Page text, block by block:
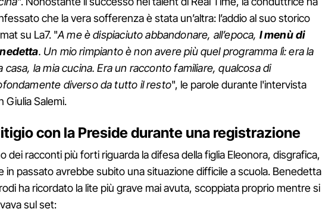
che la vera sofferenza è stata un’altra: l’addio al suo storico
su La7. "A me è dispiaciuto abbandonare, all’epoca, I menù di
. Un mio rimpianto è non avere più quel programma lì: era la
casa, la mia cucina. Era un racconto familiare, qualcosa di
diverso da tutto il resto", le parole durante l'intervista
Giulia Salemi.
con la Preside durante una registrazione
dei racconti più forti riguarda la difesa della figlia Eleonora, disgrafica,
in passato avrebbe subito una situazione difficile a scuola. Benedetta
ha ricordato la lite più grave mai avuta, scoppiata proprio mentre si
sul set: